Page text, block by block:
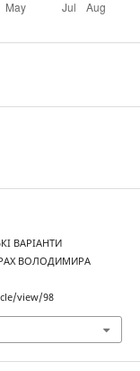
ВАРІАНТИ
ВОЛОДИМИРА
view/98